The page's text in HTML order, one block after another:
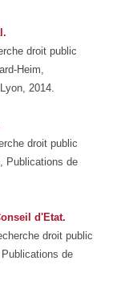
droit public
Heim,
2014.
droit public
Publications de
d'Etat.
droit public
de